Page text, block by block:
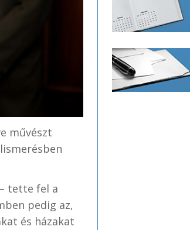
művészt
tette fel a
pedig az,
és házakat